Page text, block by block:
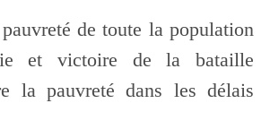
de toute la population
et victoire de la bataille
la pauvreté dans les délais